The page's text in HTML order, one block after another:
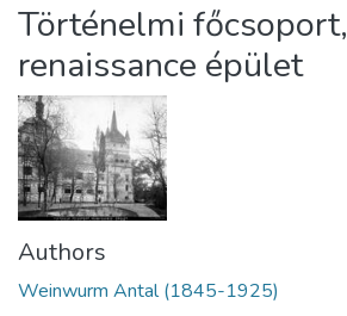
Statistics
About us
Történelmi főcsoport,
renaissance épület
Authors
Weinwurm Antal (1845-1925)